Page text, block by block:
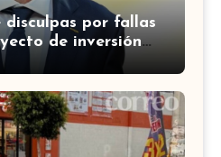
disculpas por fallas
de inversión